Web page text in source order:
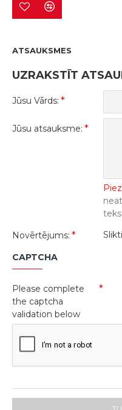
ATSAUKSMES
UZRAKSTĪT
Jūsu Vārds:
Jūsu atsauksme:
Novērtējums:
Slikti
CAPTCHA
Please complete
the captcha
validation below